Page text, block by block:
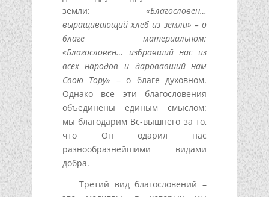
земли:«Благословен…
выращивающий хлеб из земли» – о
благе материальном;
«Благословен… избравший нас из
всех народов и даровавший нам
Свою Тору» – о благе духовном.
Однако все эти благословения
объединены единым смыслом:
мы благодарим Вс-вышнего за то,
что Он одарил нас
разнообразнейшими видами
добра.
Третий вид благословений –